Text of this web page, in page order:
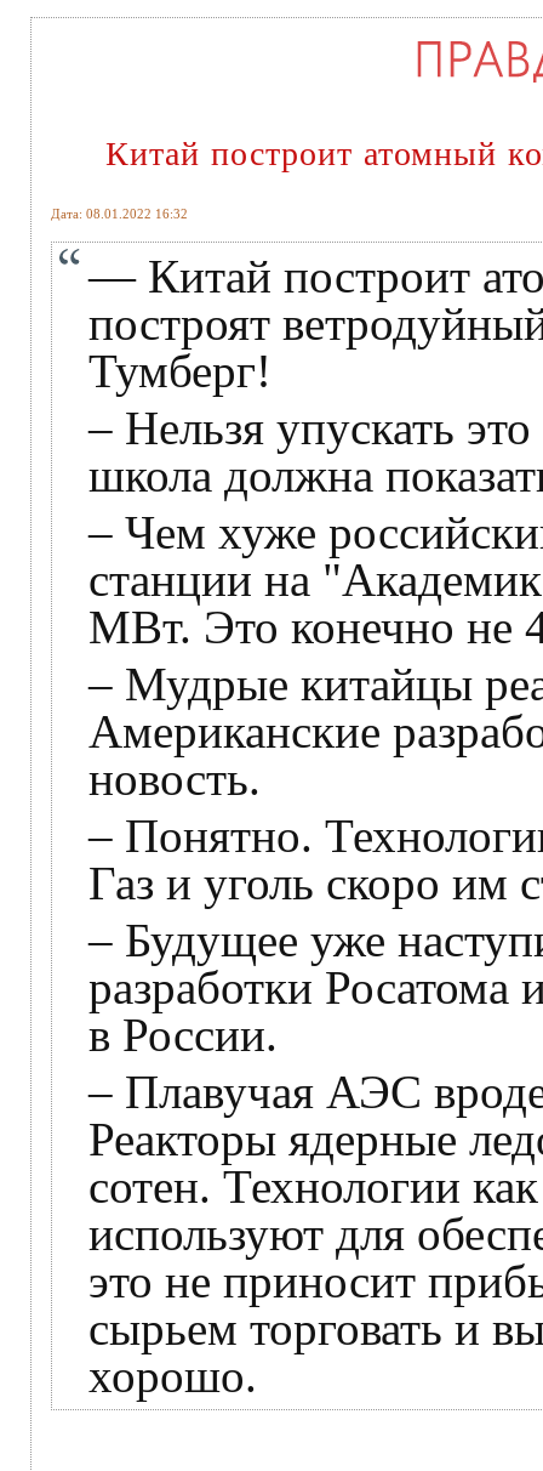
Китай построит атомный
Дата: 08.01.2022 16:32
— Китай построит
построят
Тумберг!
– Нельзя упускать
школа должна
– Чем хуже
станции на
МВт. Это конечно не
– Мудрые китайцы
Американские
новость.
– Понятно.
Газ и уголь скоро
– Будущее уже
разработки
в России.
– Плавучая АЭС
Реакторы ядерные
сотен. Технологии
используют для
это не приносит
сырьем торговать и
хорошо.